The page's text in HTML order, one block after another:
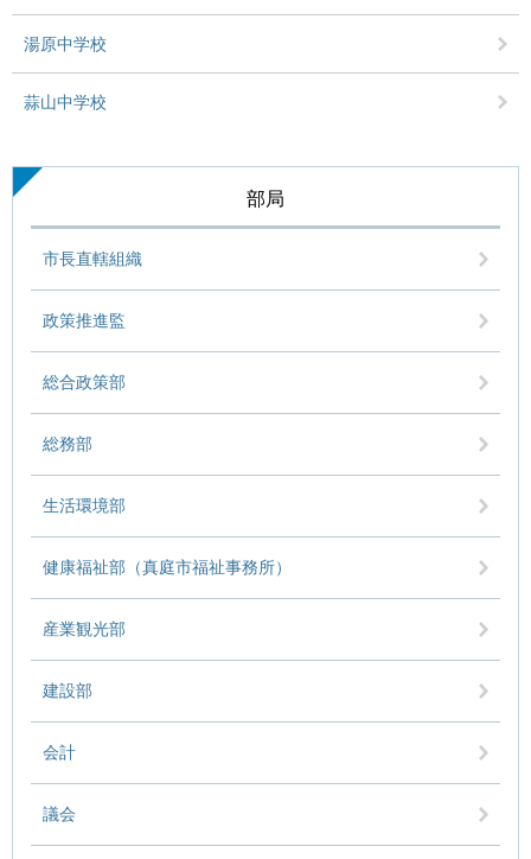
湯原中学校
蒜山中学校
部局
市長直轄組織
政策推進監
総合政策部
総務部
生活環境部
健康福祉部（真庭市福祉事務所）
産業観光部
建設部
会計
議会